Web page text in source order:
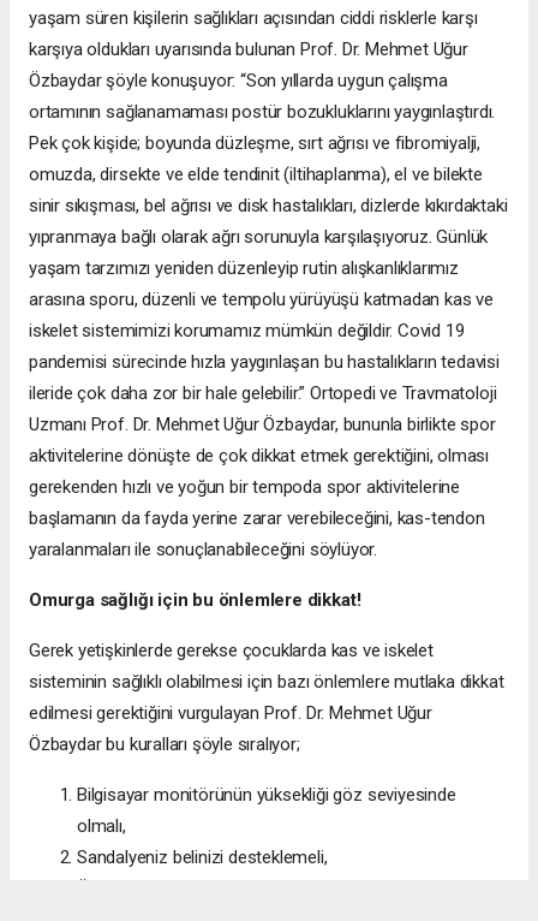
yaşam süren kişilerin sağlıkları açısından ciddi risklerle karşı
karşıya oldukları uyarısında bulunan Prof. Dr. Mehmet Uğur
Özbaydar şöyle konuşuyor: “Son yıllarda uygun çalışma
ortamının sağlanamaması postür bozukluklarını yaygınlaştırdı.
Pek çok kişide; boyunda düzleşme, sırt ağrısı ve fibromiyalji,
omuzda, dirsekte ve elde tendinit (iltihaplanma), el ve bilekte
sinir sıkışması, bel ağrısı ve disk hastalıkları, dizlerde kıkırdaktaki
yıpranmaya bağlı olarak ağrı sorunuyla karşılaşıyoruz. Günlük
yaşam tarzımızı yeniden düzenleyip rutin alışkanlıklarımız
arasına sporu, düzenli ve tempolu yürüyüşü katmadan kas ve
iskelet sistemimizi korumamız mümkün değildir. Covid 19
pandemisi sürecinde hızla yaygınlaşan bu hastalıkların tedavisi
ileride çok daha zor bir hale gelebilir.” Ortopedi ve Travmatoloji
Uzmanı Prof. Dr. Mehmet Uğur Özbaydar, bununla birlikte spor
aktivitelerine dönüşte de çok dikkat etmek gerektiğini, olması
gerekenden hızlı ve yoğun bir tempoda spor aktivitelerine
başlamanın da fayda yerine zarar verebileceğini, kas-tendon
yaralanmaları ile sonuçlanabileceğini söylüyor.
Omurga sağlığı için bu önlemlere dikkat!
Gerek yetişkinlerde gerekse çocuklarda kas ve iskelet
sisteminin sağlıklı olabilmesi için bazı önlemlere mutlaka dikkat
edilmesi gerektiğini vurgulayan Prof. Dr. Mehmet Uğur
Özbaydar bu kuralları şöyle sıralıyor;
Bilgisayar monitörünün yüksekliği göz seviyesinde
olmalı,
Sandalyeniz belinizi desteklemeli,